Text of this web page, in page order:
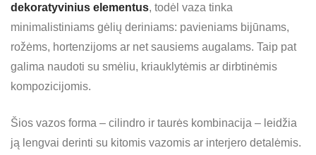
dekoratyvinius elementus, todėl vaza tinka
minimalistiniams gėlių deriniams: pavieniams bijūnams,
rožėms, hortenzijoms ar net sausiems augalams. Taip pat
galima naudoti su smėliu, kriauklytėmis ar dirbtinėmis
kompozicijomis.
Šios vazos forma – cilindro ir taurės kombinacija – leidžia
ją lengvai derinti su kitomis vazomis ar interjero detalėmis.